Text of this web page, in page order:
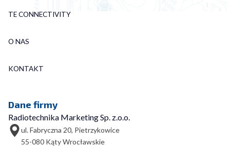
TE CONNECTIVITY
O NAS
KONTAKT
Dane firmy
Radiotechnika Marketing Sp. z.o.o.
ul. Fabryczna 20, Pietrzykowice
55-080 Kąty Wrocławskie